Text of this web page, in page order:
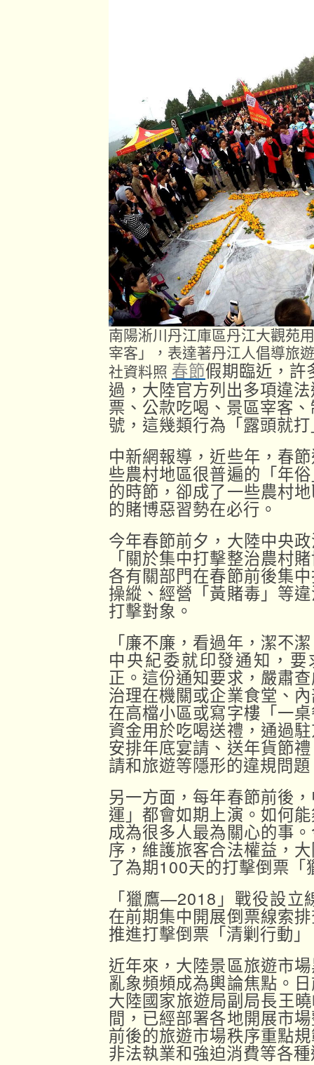
南陽淅川丹江庫區丹江大觀苑
宰客」，表達著丹江人倡導旅
社資料照 春節假期臨近，許
過，大陸官方列出多項違
票、公款吃喝、景區宰客
號，這幾類行為「露頭就
中新網報導，近些年，春
些農村地區很普遍的「年
的時節，卻成了一些農村
的賭博惡習勢在必行。
今年春節前夕，大陸中央
「關於集中打擊整治農村
各有關部門在春節前後集
操縱、經營「黃賭毒」等
打擊對象。
「廉不廉，看過年，潔不
中央紀委就印發通知，
正。這份通知要求，嚴肅
治理在機關或企業食堂、
在高檔小區或寫字樓「一
資金用於吃喝送禮，通過
安排年底宴請、送年貨節
請和旅遊等隱形的違規問
另一方面，每年春節前後
運」都會如期上演。如何
成為很多人最為關心的事
序，維護旅客合法權益，
了為期100天的打擊倒票
「獵鷹—2018」戰役設
在前期集中開展倒票線索
推進打擊倒票「清剿行動
近年來，大陸景區旅遊市
亂象頻頻成為輿論焦點。
大陸國家旅遊局副局長王
間，已經部署各地開展市
前後的旅遊市場秩序重點
非法執業和強迫消費等各